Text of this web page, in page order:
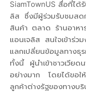
SiamTownUS สื่อที่ได้
ลิส ซึ่งมีผู้ร่วมรับชมสด
สินค้า ตลาด ร้านอาหา
แอนเจลิส สนใจเข้าร่ว
แลกเปลี่ยนข้อมูลทางธุร
ทั้งนี้ ผู้นำเข้าชาวเวียด
อย่างมาก โดยได้ขอใ
ลูกค้าต่างรัฐของทางบ